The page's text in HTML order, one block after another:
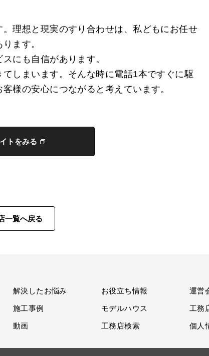
理想と現実のすり合わせは、私どもにお任せ
ます。
にも自信があります。
しまいます。そんな時に電話1本ですぐに駆
様の安心につながると考えています。
トをみる
一覧へ戻る
解決したお悩み お役立ち情報 運営
施工事例 モデルハウス 工務
動画 工務店検索 個人